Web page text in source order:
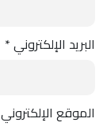
البريد الإلكتروني*
الموقع الإلكتروني